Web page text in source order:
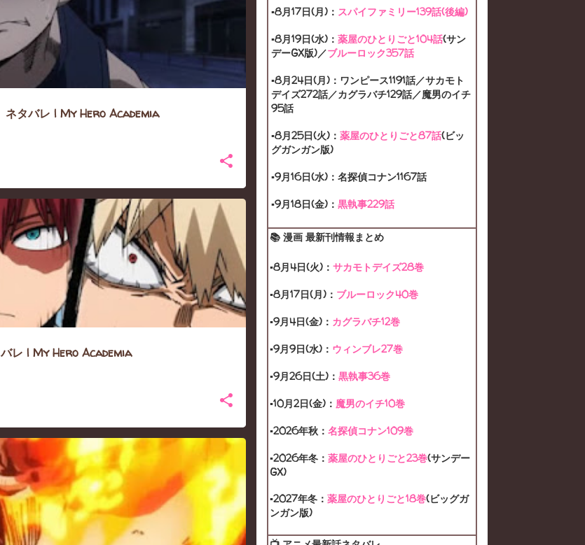
ネタバレ | My Hero Academia
レ | My Hero Academia
HEROACA-MANGA HEROACA-MOVIE
HEROACA-OVA HEROACA-SEASON1
HEROACA-SEASON3
HEROACA-SEASON4
HEROACA-SEASON5
HEROACA-SEASON6
HEROACA-SEASON7 HORIMIYA
ISHIDAAKIRA JUJUSTROLL
JUJUTSU JUJUTSU-0
JUJUTSU-CHARACTER
JUJUTSU-MANGA
JUJUTSU-SEASON2
JUJUTSU-SHIMETSUKAIYU
▪8月17日(月)： スパイファミリー139話(後編)
▪8月19日(水)： 薬屋のひとりごと104話(サン
デーGX版)／ブルーロック357話
▪8月24日(月)：ワンピース1191話／サカモト
デイズ272話／カグラバチ129話／魔男のイチ
95話
▪8月25日(火)： 薬屋のひとりごと87話(ビッ
グガンガン版)
▪9月16日(水)：名探偵コナン1167話
▪9月18日(金)： 黒執事229話
📚 漫画 最新刊情報まとめ
▪8月4日(火)： サカモトデイズ28巻
▪8月17日(月)： ブルーロック40巻
▪9月4日(金)： カグラバチ12巻
▪9月9日(水)： ウィンブレ27巻
▪9月26日(土)： 黒執事36巻
▪10月2日(金)： 魔男のイチ10巻
▪2026年秋： 名探偵コナン109巻
▪2026年冬： 薬屋のひとりごと23巻(サンデー
GX)
▪2027年冬： 薬屋のひとりごと18巻(ビッグガ
ンガン版)